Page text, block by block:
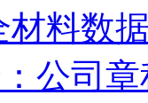
料数
公司